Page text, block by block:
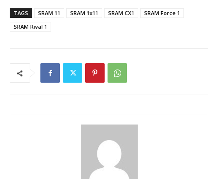
TAGS SRAM 11 SRAM 1x11 SRAM CX1
SRAM Force 1
SRAM Rival 1